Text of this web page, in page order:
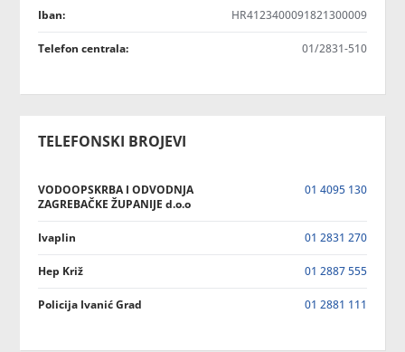
Iban: HR4123400091821300009
Telefon centrala: 01/2831-510
TELEFONSKI BROJEVI
VODOOPSKRBA I ODVODNJA
ZAGREBAČKE ŽUPANIJE d.o.o
01 4095 130
Ivaplin 01 2831 270
Hep Križ 01 2887 555
Policija Ivanić Grad 01 2881 111